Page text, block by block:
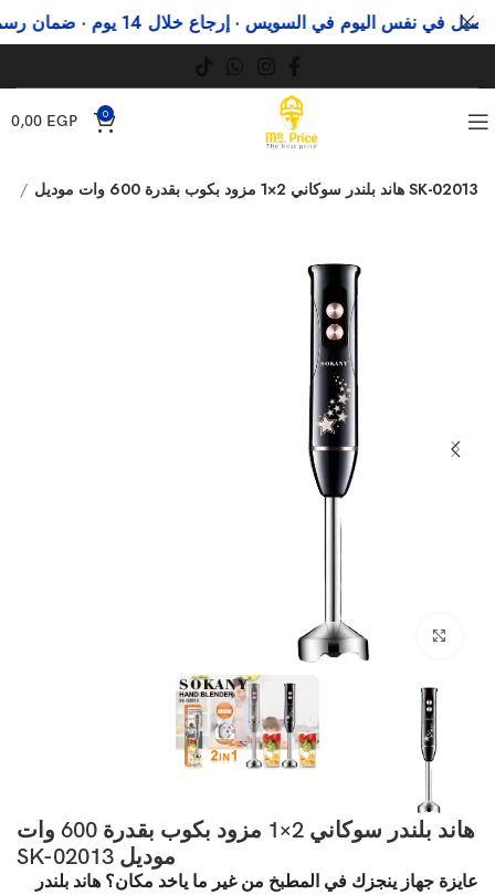
0
0,00 EGP
هاند بلندر سوكاني 2×1 مزود بكوب بقدرة 600 وات موديل SK-02013
انقر للتكبير
هاند بلندر سوكاني 2×1 مزود بكوب بقدرة 600 وات
موديل SK-02013
عايزة جهاز ينجزك في المطبخ من غير ما ياخد مكان؟ هاند بلندر
في نفس اليوم في السويس · إرجاع خلال 14 يوم · ضمان رسمي